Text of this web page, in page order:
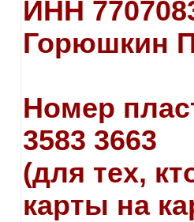
ИНН
Горюшкин
Номер
3583 3663
(для тех,
карты на